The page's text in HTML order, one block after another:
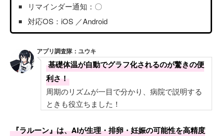
リマインダー通知：〇
対応OS：iOS ／Android
アプリ調査隊：ユウキ
基礎体温が自動でグラフ化されるのが驚きの便
利さ！
周期のリズムが一目で分かり、病院で説明する
ときも役立ちました！
『ラルーン』は、AIが生理・排卵・妊娠の可能性を高精度